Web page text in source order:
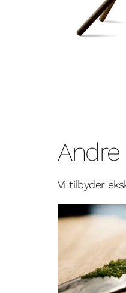
Vi tilbyder